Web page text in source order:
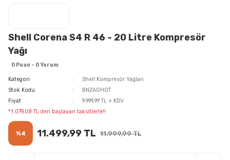
Shell Corena S4 R 46 - 20 Litre Kompresör
Yağı
0 Puan - 0 Yorum
Kategori
Shell Kompresör Yağları
Stok Kodu
BNZAGHQT
Fiyat
9.999,99 TL + KDV
*1.079,08 TL den başlayan taksitlerle!!
%4 11.499,99 TL 11.999,99 TL